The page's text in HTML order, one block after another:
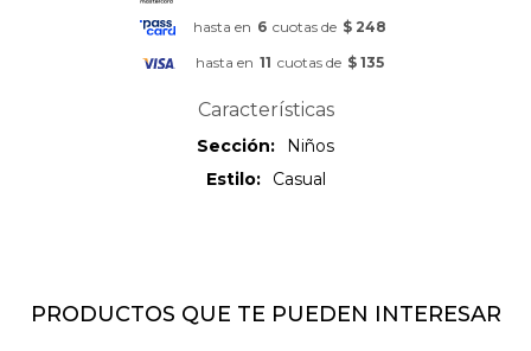
hasta en 6 cuotas de $ 248
hasta en 11 cuotas de $ 135
Características
Sección
Niños
Estilo
Casual
PRODUCTOS QUE TE PUEDEN INTERESAR